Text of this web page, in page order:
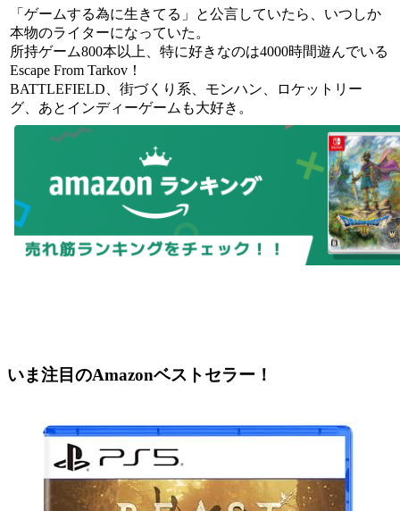
「ゲームする為に生きてる」と公言していたら、いつしか
本物のライターになっていた。
所持ゲーム800本以上、特に好きなのは4000時間遊んでいる
Escape From Tarkov！
BATTLEFIELD、街づくり系、モンハン、ロケットリー
グ、あとインディーゲームも大好き。
いま注目のAmazonベストセラー！